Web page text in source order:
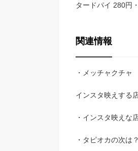
タードパイ 280円
関連情報
・メッチャクチャ
インスタ映えする
・インスタ映えな
・タピオカの次は